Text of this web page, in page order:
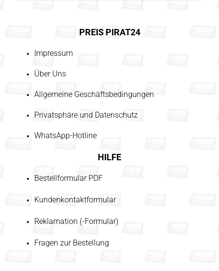
PREIS PIRAT24
Impressum
Über Uns
Allgemeine Geschäftsbedingungen
Privatsphäre und Datenschutz
WhatsApp-Hotline
HILFE
Bestellformular PDF
Kundenkontaktformular
Reklamation (-Formular)
Fragen zur Bestellung